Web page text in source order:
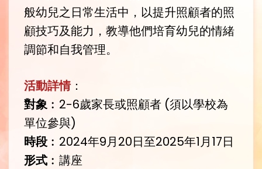
般幼兒之日常生活中，以提升照顧者的照
顧技巧及能力，教導他們培育幼兒的情緒
調節和自我管理。
活動詳情：
對象 ︰2-6歲家長或照顧者 (須以學校為
單位參與)
時段︰2024年9月20日至2025年1月17日
形式 ︰講座